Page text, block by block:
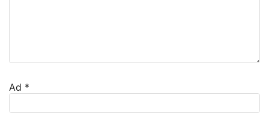
Ad *